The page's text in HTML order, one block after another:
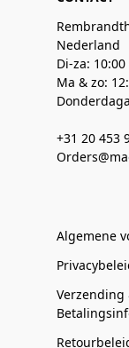
Nederland
Di-za:
Ma & zo:
+31 20 453
Algemene
Verzending